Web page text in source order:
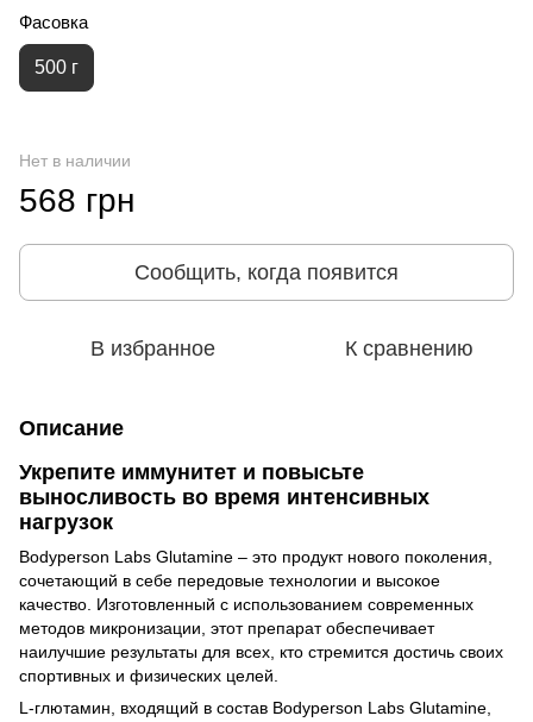
Фасовка
500 г
Нет в наличии
568 грн
Сообщить, когда появится
В избранное К сравнению
Описание
Укрепите иммунитет и повысьте
выносливость во время интенсивных
нагрузок
Bodyperson Labs Glutamine – это продукт нового поколения,
сочетающий в себе передовые технологии и высокое
качество. Изготовленный с использованием современных
методов микронизации, этот препарат обеспечивает
наилучшие результаты для всех, кто стремится достичь своих
спортивных и физических целей.
L-глютамин, входящий в состав Bodyperson Labs Glutamine,